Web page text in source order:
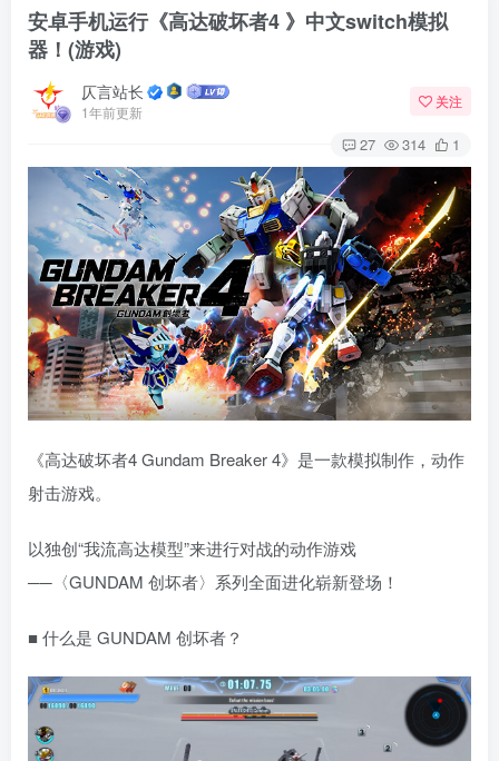
安卓手机运行《高达破坏者4 》中文switch模拟
器！(游戏)
仄言站长
1年前更新
关注
27 314 1
《高达破坏者4 Gundam Breaker 4》是一款模拟制作，动作
射击游戏。
以独创“我流高达模型”来进行对战的动作游戏
──〈GUNDAM 创坏者〉系列全面进化崭新登场！
■ 什么是 GUNDAM 创坏者？